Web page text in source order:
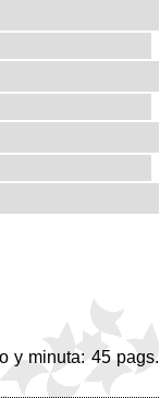
y minuta: 45 pags.